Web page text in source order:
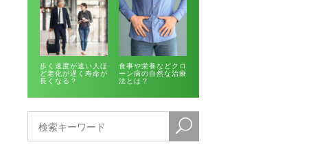
歩く速度が速い人ほ
ど老化が遅く寿命が
長くなる？
食事や栄養などクロ
ーン病の自然な治療
法とは？